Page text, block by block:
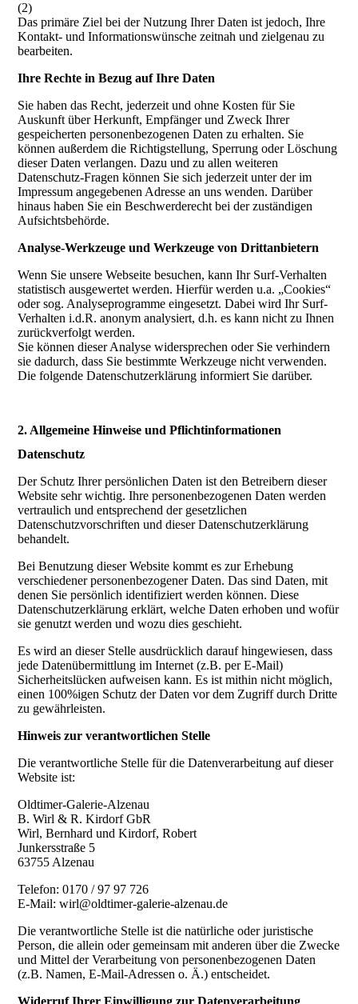
(2)
Das primäre Ziel bei der Nutzung Ihrer Daten ist jedoch, Ihre
Kontakt- und Informationswünsche zeitnah und zielgenau zu
bearbeiten.
Ihre Rechte in Bezug auf Ihre Daten
Sie haben das Recht, jederzeit und ohne Kosten für Sie
Auskunft über Herkunft, Empfänger und Zweck Ihrer
gespeicherten personenbezogenen Daten zu erhalten. Sie
können außerdem die Richtigstellung, Sperrung oder Löschung
dieser Daten verlangen. Dazu und zu allen weiteren
Datenschutz-Fragen können Sie sich jederzeit unter der im
Impressum angegebenen Adresse an uns wenden. Darüber
hinaus haben Sie ein Beschwerderecht bei der zuständigen
Aufsichtsbehörde.
Analyse-Werkzeuge und Werkzeuge von Drittanbietern
Wenn Sie unsere Webseite besuchen, kann Ihr Surf-Verhalten
statistisch ausgewertet werden. Hierfür werden u.a. „Cookies“
oder sog. Analyseprogramme eingesetzt. Dabei wird Ihr Surf-
Verhalten i.d.R. anonym analysiert, d.h. es kann nicht zu Ihnen
zurückverfolgt werden.
Sie können dieser Analyse widersprechen oder Sie verhindern
sie dadurch, dass Sie bestimmte Werkzeuge nicht verwenden.
Die folgende Datenschutzerklärung informiert Sie darüber.
2. Allgemeine Hinweise und Pflichtinformationen
Datenschutz
Der Schutz Ihrer persönlichen Daten ist den Betreibern dieser
Website sehr wichtig. Ihre personenbezogenen Daten werden
vertraulich und entsprechend der gesetzlichen
Datenschutzvorschriften und dieser Datenschutzerklärung
behandelt.
Bei Benutzung dieser Website kommt es zur Erhebung
verschiedener personenbezogener Daten. Das sind Daten, mit
denen Sie persönlich identifiziert werden können. Diese
Datenschutzerklärung erklärt, welche Daten erhoben und wofür
sie genutzt werden und wozu dies geschieht.
Es wird an dieser Stelle ausdrücklich darauf hingewiesen, dass
jede Datenübermittlung im Internet (z.B. per E-Mail)
Sicherheitslücken aufweisen kann. Es ist mithin nicht möglich,
einen 100%igen Schutz der Daten vor dem Zugriff durch Dritte
zu gewährleisten.
Hinweis zur verantwortlichen Stelle
Die verantwortliche Stelle für die Datenverarbeitung auf dieser
Website ist:
Oldtimer-Galerie-Alzenau
B. Wirl & R. Kirdorf GbR
Wirl, Bernhard und Kirdorf, Robert
Junkersstraße 5
63755 Alzenau
Telefon: 0170 / 97 97 726
E-Mail: wirl@oldtimer-galerie-alzenau.de
Die verantwortliche Stelle ist die natürliche oder juristische
Person, die allein oder gemeinsam mit anderen über die Zwecke
und Mittel der Verarbeitung von personenbezogenen Daten
(z.B. Namen, E-Mail-Adressen o. Ä.) entscheidet.
Widerruf Ihrer Einwilligung zur Datenverarbeitung